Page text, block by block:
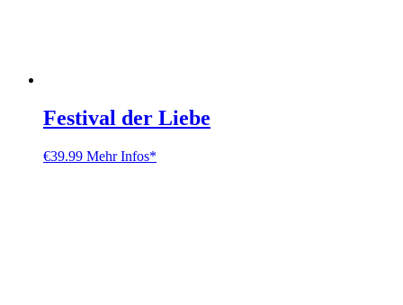
Festival der Liebe
€39.99 Mehr Infos*